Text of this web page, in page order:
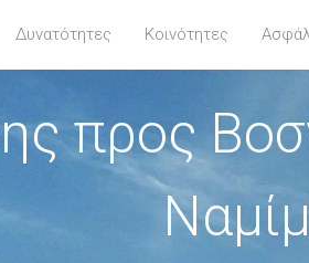
Δυνατότητες Κοινότητες
προς